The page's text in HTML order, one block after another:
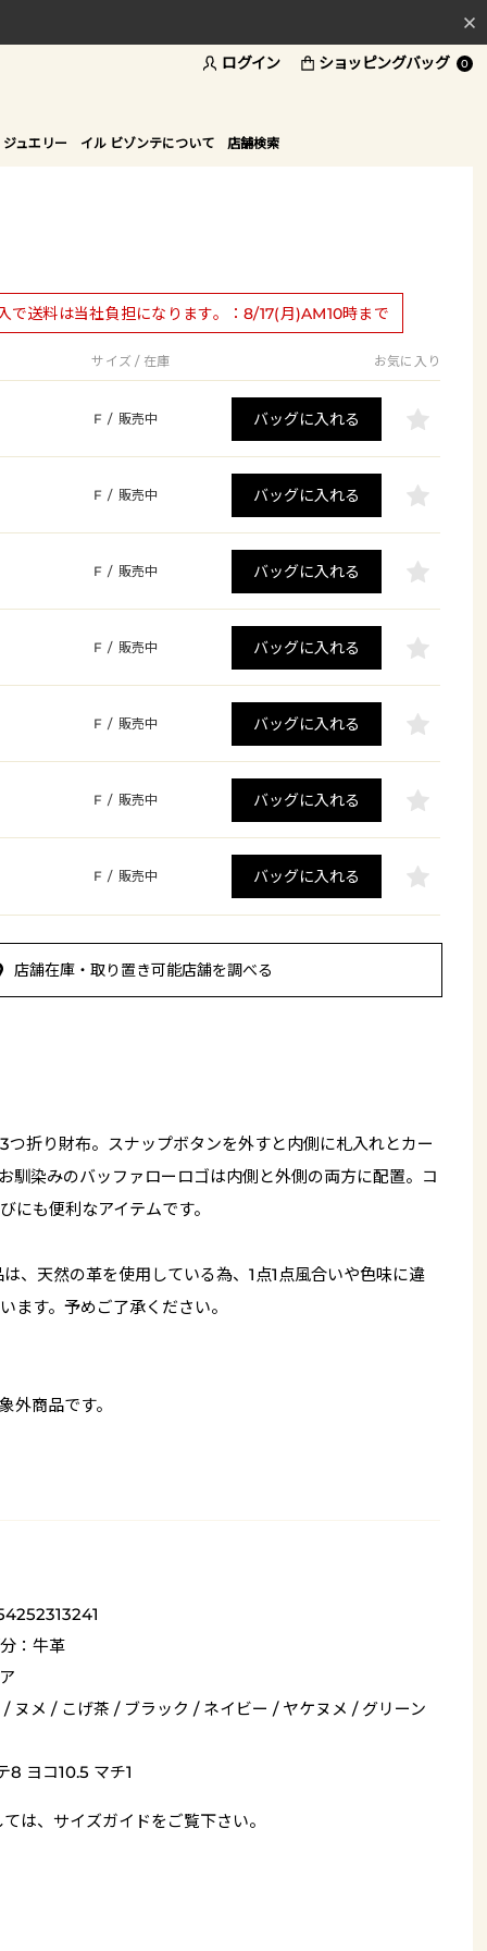
ログイン ショッピングバッグ 0
ュエリー イル ビゾンテについて 店舗検索
で送料は当社負担になります。：8/17(月)AM10時まで
サイズ / 在庫 お気に入り
F / 販売中 バッグに入れる
F / 販売中 バッグに入れる
F / 販売中 バッグに入れる
F / 販売中 バッグに入れる
F / 販売中 バッグに入れる
F / 販売中 バッグに入れる
F / 販売中 バッグに入れる
店舗在庫・取り置き可能店舗を調べる
つ折り財布。スナップボタンを外すと内側に札入れとカー
馴染みのバッファローロゴは内側と外側の両方に配置。コ
にも便利なアイテムです。
、天然の革を使用している為、1点1点風合いや色味に違
ます。予めご了承ください。
外商品です。
：牛革
/ ヌメ / こげ茶 / ブラック / ネイビー / ヤケヌメ / グリーン
8 ヨコ10.5 マチ1
は、 サイズガイドをご覧下さい。